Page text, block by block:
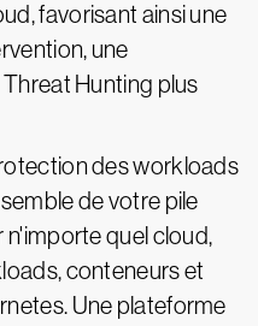
favorisant ainsi une
une
Hunting plus
des workloads
de votre pile
n'importe quel cloud,
conteneurs et
Une plateforme